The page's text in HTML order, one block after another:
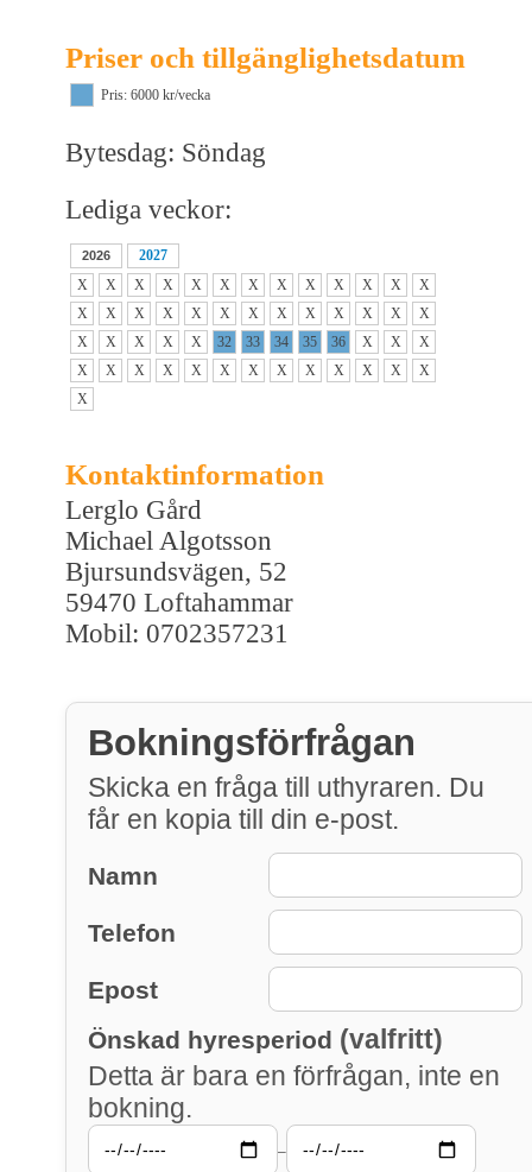
Priser och tillgänglighetsdatum
Pris: 6000 kr/vecka
Bytesdag: Söndag
Lediga veckor:
2026
2027
X
X X X X X X X X X X X
X
X
X X X X X X X X X X X
X
X
X X X X 32 33 34 35 36 X X
X
X
X X X X X X X X X X X
X
X
Kontaktinformation
Lerglo Gård
Michael Algotsson
Bjursundsvägen, 52
59470 Loftahammar
Mobil: 0702357231
Bokningsförfrågan
Skicka en fråga till uthyraren. Du
får en kopia till din e-post.
Namn
Telefon
Epost
Önskad hyresperiod (valfritt)
Detta är bara en förfrågan, inte en
bokning.
–